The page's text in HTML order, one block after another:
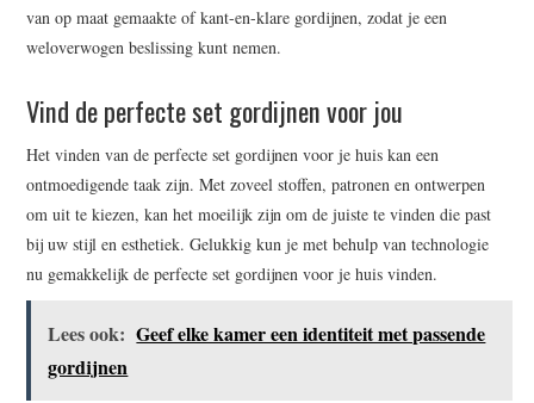
van op maat gemaakte of kant-en-klare gordijnen, zodat je een
weloverwogen beslissing kunt nemen.
Vind de perfecte set gordijnen voor jou
Het vinden van de perfecte set gordijnen voor je huis kan een
ontmoedigende taak zijn. Met zoveel stoffen, patronen en ontwerpen
om uit te kiezen, kan het moeilijk zijn om de juiste te vinden die past
bij uw stijl en esthetiek. Gelukkig kun je met behulp van technologie
nu gemakkelijk de perfecte set gordijnen voor je huis vinden.
Lees ook: Geef elke kamer een identiteit met passende
gordijnen